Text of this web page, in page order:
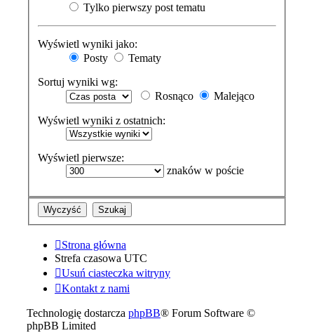
Tylko pierwszy post tematu
Wyświetl wyniki jako:
Posty
Tematy
Sortuj wyniki wg:
Rosnąco
Malejąco
Wyświetl wyniki z ostatnich:
Wyświetl pierwsze:
znaków w poście
Strona główna
Strefa czasowa UTC
Usuń ciasteczka witryny
Kontakt z nami
Technologię dostarcza phpBB® Forum Software ©
phpBB Limited